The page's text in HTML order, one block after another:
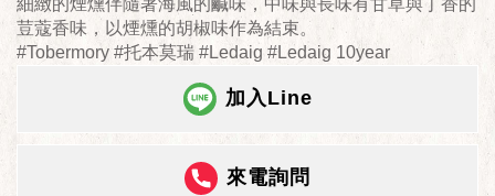
細緻的煙燻伴隨著海風的鹹味，中味與長味有甘草與丁香的
荳蔻香味，以煙燻的胡椒味作為結束。
#Tobermory #托本莫瑞 #Ledaig #Ledaig 10year
加入Line
來電詢問